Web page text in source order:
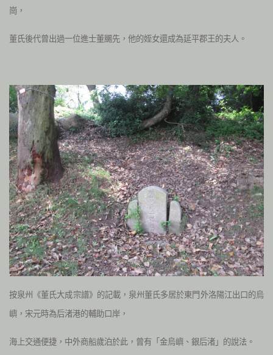
崗，
董氏後代曾出過一位進士董颺先，他的姪女還成為延平郡王的夫人。
按泉州《董氏大成宗譜》的記載，泉州董氏多居於東門外洛陽江出口的烏
嶼，宋元時為后渚港的輔助口岸，
海上交通便捷，中外商船歲泊於此，曾有「金烏嶼、銀后渚」的說法。